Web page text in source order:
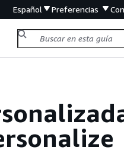
Español Preferencias